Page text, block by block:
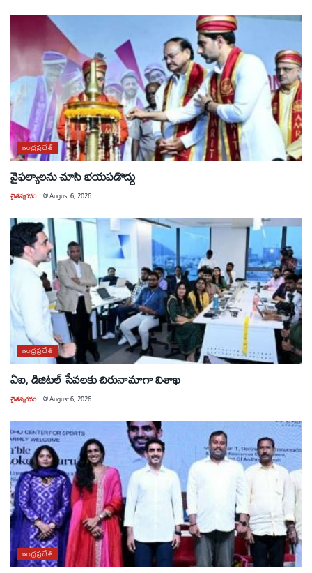
ఆంధ్రప్రదేశ్
వైఫల్యాలను చూసి భయపడొద్దు
చైతన్యరధం @August 6, 2026
ఆంధ్రప్రదేశ్
ఏఐ, డిజిటల్ సేవలకు చిరునామాగా విశాఖ
చైతన్యరధం @August 6, 2026
ఆంధ్రప్రదేశ్